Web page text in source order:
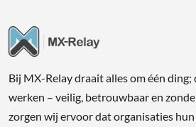
Bij MX-Relay draait alles om één
werken – veilig, betrouwbaar en
zorgen wij ervoor dat organisaties